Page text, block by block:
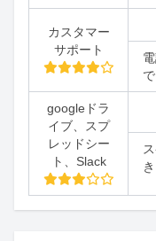
カスタマー
サポート
googleドラ
イブ、スプ
レッドシー
ト、Slack